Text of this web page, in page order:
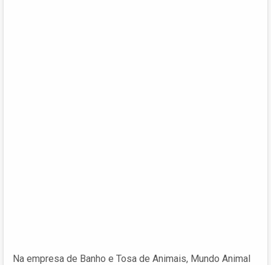
Na empresa de Banho e Tosa de Animais, Mundo Animal